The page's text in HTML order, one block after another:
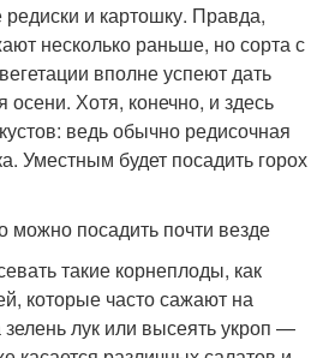
и картошку. Правда,
несколько раньше, но сорта с
вполне успеют дать
Хотя, конечно, и здесь
ведь обычно редисочная
Уместным будет посадить горох
можно посадить почти везде
такие корнеплоды, как
которые часто сажают на
зелень лук или высеять укроп —